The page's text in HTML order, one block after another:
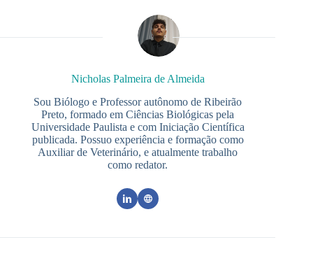
Nicholas Palmeira de Almeida
Sou Biólogo e Professor autônomo de Ribeirão
Preto, formado em Ciências Biológicas pela
Universidade Paulista e com Iniciação Científica
publicada. Possuo experiência e formação como
Auxiliar de Veterinário, e atualmente trabalho
como redator.